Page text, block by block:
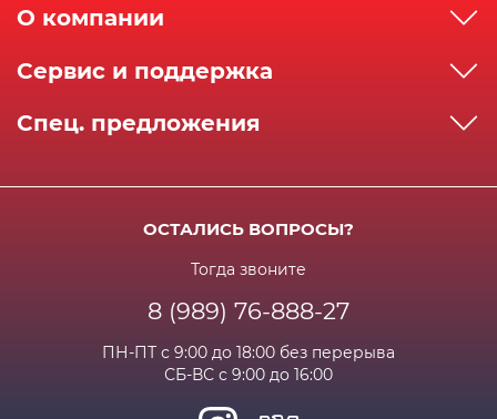
О компании
Сервисный центр
Сервис и поддержка
Доставка
Возрат и гарантия
Спец. предложения
Часто задаваемые вопросы
ОСТАЛИСЬ ВОПРОСЫ?
Тогда звоните
8 (989) 76-888-27
ПН-ПТ с 9:00 до 18:00 без перерыва
СБ-ВС с 9:00 до 16:00